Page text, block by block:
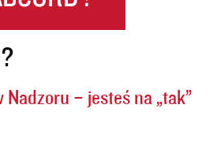
– jesteś na „tak”